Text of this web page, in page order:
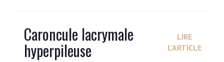
Caroncule lacrymale
hyperpileuse
LIRE
L'ARTICLE